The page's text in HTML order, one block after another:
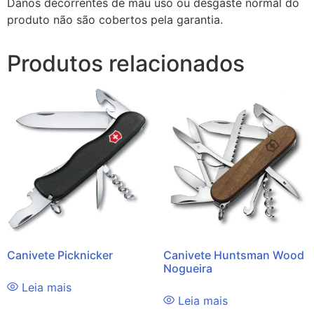
produto não são cobertos pela garantia.
Produtos relacionados
Canivete Picknicker
Leia mais
Canivete Huntsman Wood
Nogueira
Leia mais